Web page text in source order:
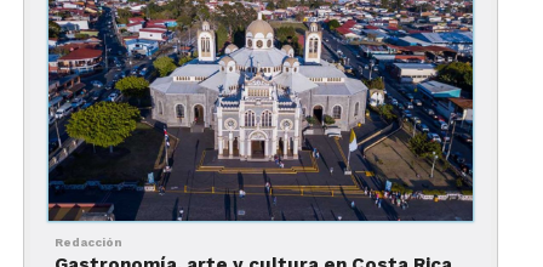
Errores comunes al viajar a Costa Rica
Lo creas o no, muchos de los parques nacionales
Redacción